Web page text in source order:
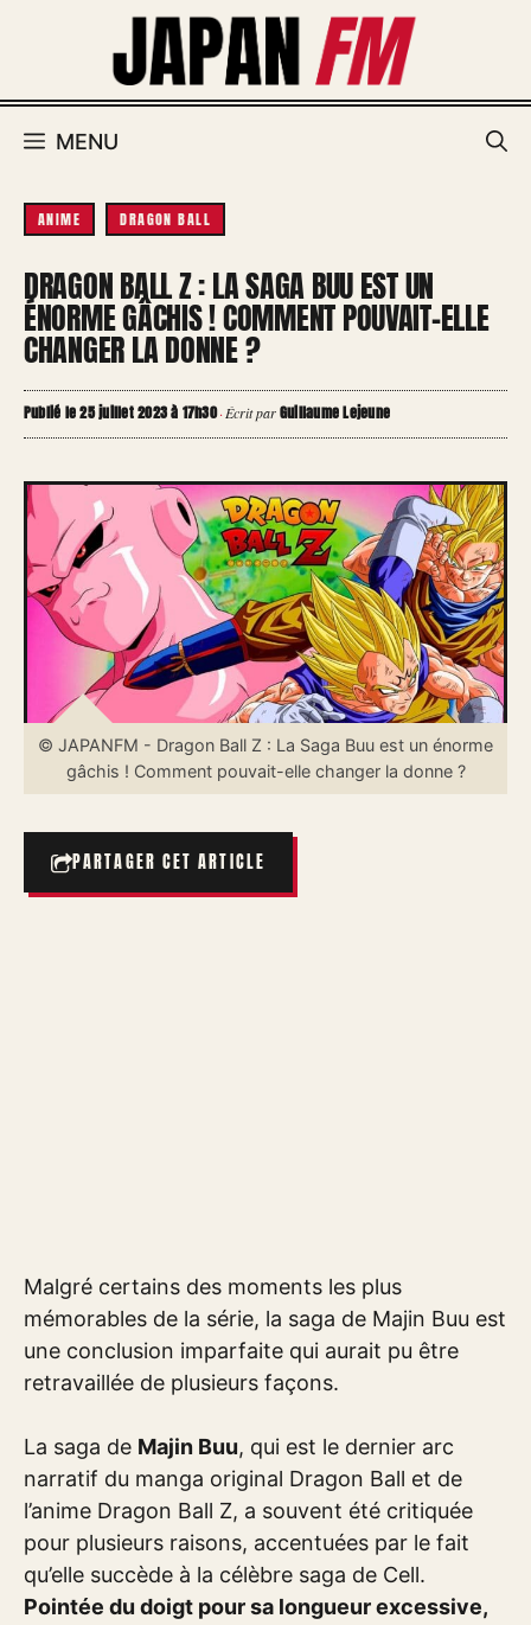
MENU
ANIME DRAGON BALL
DRAGON BALL Z : LA SAGA BUU EST UN
ÉNORME GÂCHIS ! COMMENT POUVAIT-ELLE
CHANGER LA DONNE ?
Publié le 25 juillet 2023 à 17h30·Écrit parGuillaume Lejeune
© JAPANFM - Dragon Ball Z : La Saga Buu est un énorme
gâchis ! Comment pouvait-elle changer la donne ?
PARTAGER CET ARTICLE
Malgré certains des moments les plus
mémorables de la série, la saga de Majin Buu est
une conclusion imparfaite qui aurait pu être
retravaillée de plusieurs façons.
La saga de Majin Buu, qui est le dernier arc
narratif du manga original Dragon Ball et de
l’anime Dragon Ball Z, a souvent été critiquée
pour plusieurs raisons, accentuées par le fait
qu’elle succède à la célèbre saga de Cell.
Pointée du doigt pour sa longueur excessive,